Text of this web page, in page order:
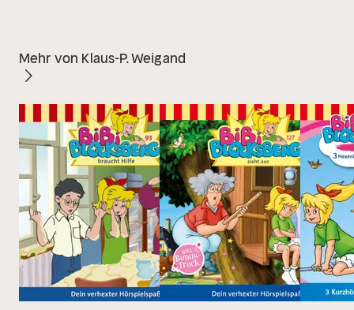
Mehr von Klaus-P. Weigand